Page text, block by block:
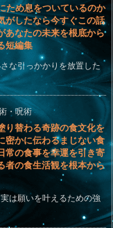
ため息をついているのか
がしたなら今すぐこの話
あなたの未来を根底から
短編集
な引っかかりを放置した
・呪術
り替わる奇跡の食文化を
密かに伝わるまじない食
常の食事を幸運を引き寄
者の食生活観を根本から
は願いを叶えるための強